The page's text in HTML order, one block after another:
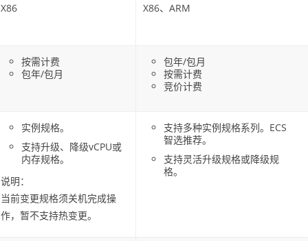
X86 X86、ARM
按需计费
包年/包月
包年/包月
按需计费
竞价计费
实例规格。
支持升级、降级vCPU或
内存规格。
说明：
当前变更规格须关机完成操
作，暂不支持热变更。
支持多种实例规格系列。ECS
智选推荐。
支持灵活升级规格或降级规
格。